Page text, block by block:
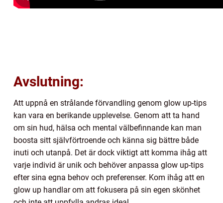
Avslutning:
Att uppnå en strålande förvandling genom glow up-tips
kan vara en berikande upplevelse. Genom att ta hand
om sin hud, hälsa och mental välbefinnande kan man
boosta sitt självförtroende och känna sig bättre både
inuti och utanpå. Det är dock viktigt att komma ihåg att
varje individ är unik och behöver anpassa glow up-tips
efter sina egna behov och preferenser. Kom ihåg att en
glow up handlar om att fokusera på sin egen skönhet